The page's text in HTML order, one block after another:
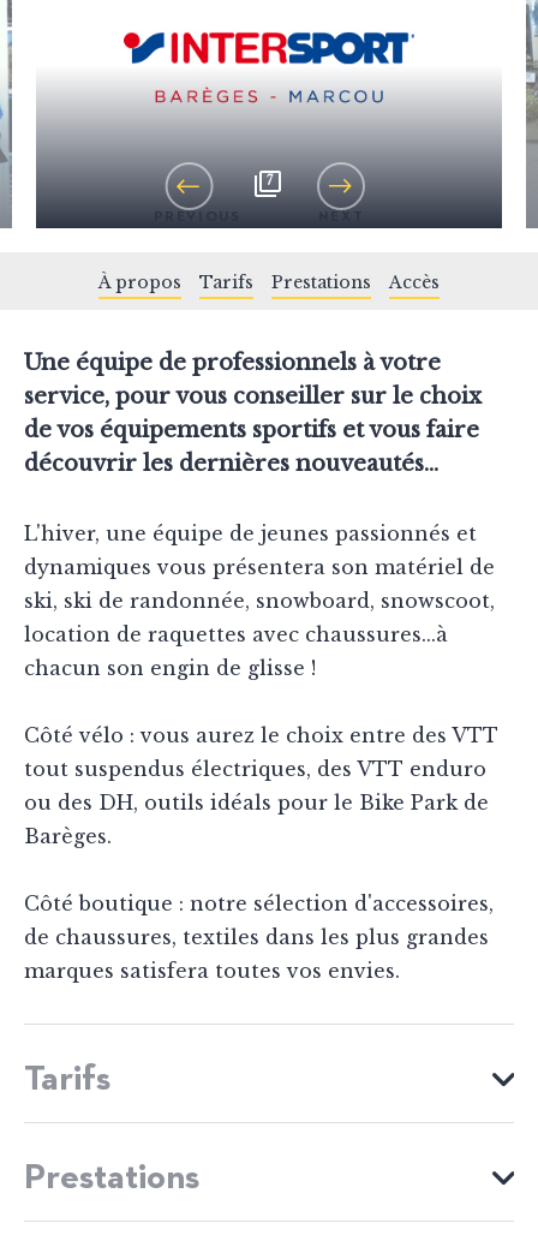
7
À propos Tarifs Prestations Accès
Une équipe de professionnels à votre
service, pour vous conseiller sur le choix
de vos équipements sportifs et vous faire
découvrir les dernières nouveautés...
L'hiver, une équipe de jeunes passionnés et
dynamiques vous présentera son matériel de
ski, ski de randonnée, snowboard, snowscoot,
location de raquettes avec chaussures...à
chacun son engin de glisse !
Côté vélo : vous aurez le choix entre des VTT
tout suspendus électriques, des VTT enduro
ou des DH, outils idéals pour le Bike Park de
Barèges.
Côté boutique : notre sélection d'accessoires,
de chaussures, textiles dans les plus grandes
marques satisfera toutes vos envies.
Tarifs
Prestations